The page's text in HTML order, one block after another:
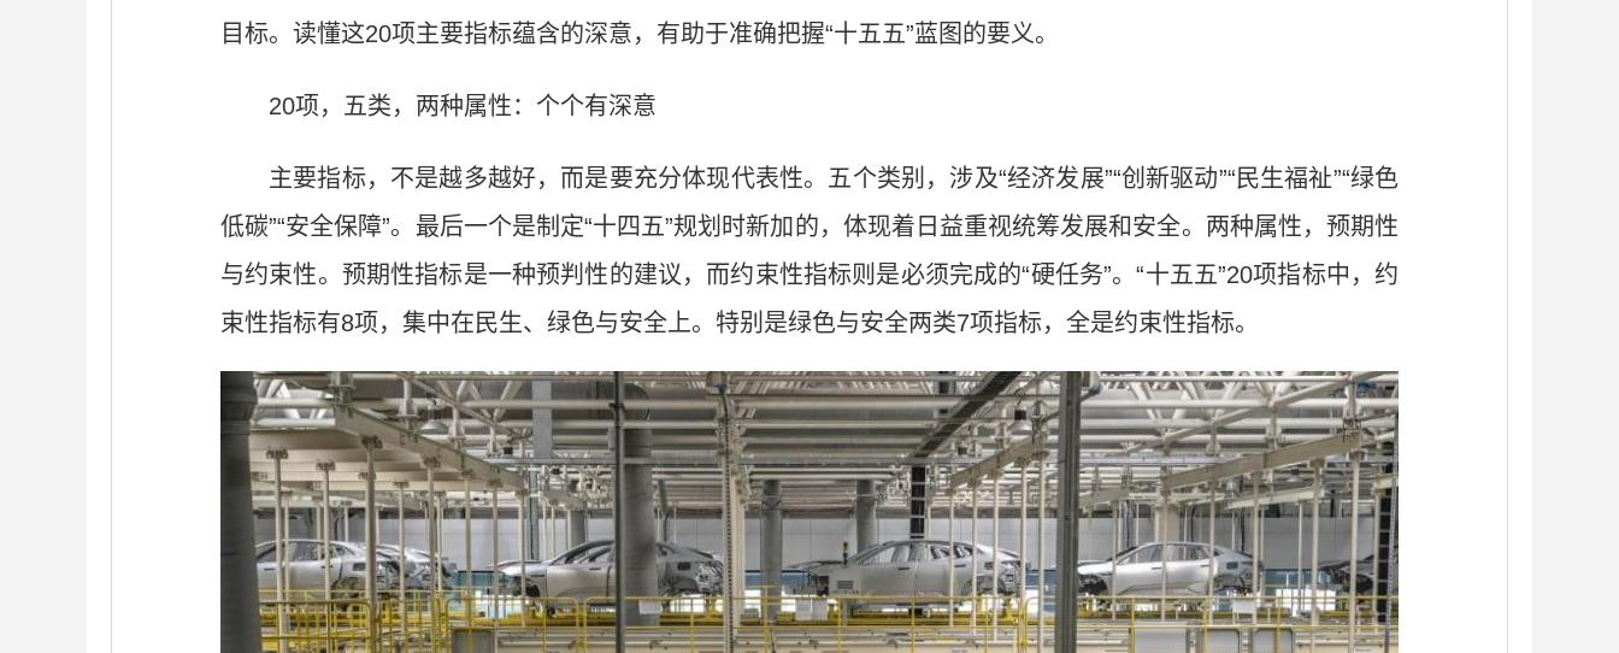
目标。读懂这20项主要指标蕴含的深意，有助于准确把握“十五五”蓝图的要义。
20项，五类，两种属性：个个有深意
主要指标，不是越多越好，而是要充分体现代表性。五个类别，涉及“经济发展”“创新驱动”“民生福祉”“绿色
低碳”“安全保障”。最后一个是制定“十四五”规划时新加的，体现着日益重视统筹发展和安全。两种属性，预期性
与约束性。预期性指标是一种预判性的建议，而约束性指标则是必须完成的“硬任务”。“十五五”20项指标中，约
束性指标有8项，集中在民生、绿色与安全上。特别是绿色与安全两类7项指标，全是约束性指标。